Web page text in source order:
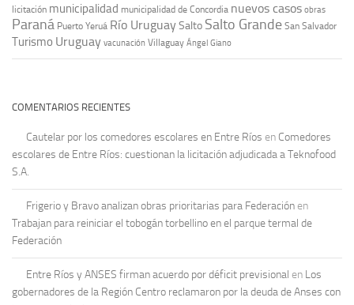
licitación municipalidad municipalidad de Concordia nuevos casos obras
Paraná Puerto Yeruá Río UruguaySalto Salto Grande San Salvador
Turismo Uruguay vacunación Villaguay Ángel Giano
COMENTARIOS RECIENTES
Cautelar por los comedores escolares en Entre Ríos en Comedores
escolares de Entre Ríos: cuestionan la licitación adjudicada a Teknofood
S.A.
Frigerio y Bravo analizan obras prioritarias para Federación en
Trabajan para reiniciar el tobogán torbellino en el parque termal de
Federación
Entre Ríos y ANSES firman acuerdo por déficit previsional en Los
gobernadores de la Región Centro reclamaron por la deuda de Anses con